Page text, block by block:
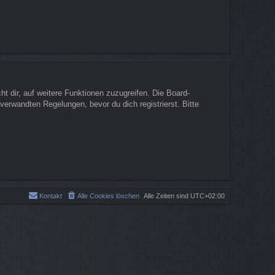
dir, auf weitere Funktionen zuzugreifen. Die Board-
Regelungen, bevor du dich registrierst. Bitte
Alle Zeiten sind UTC+02:00
Alle Cookies löschen
Kontakt